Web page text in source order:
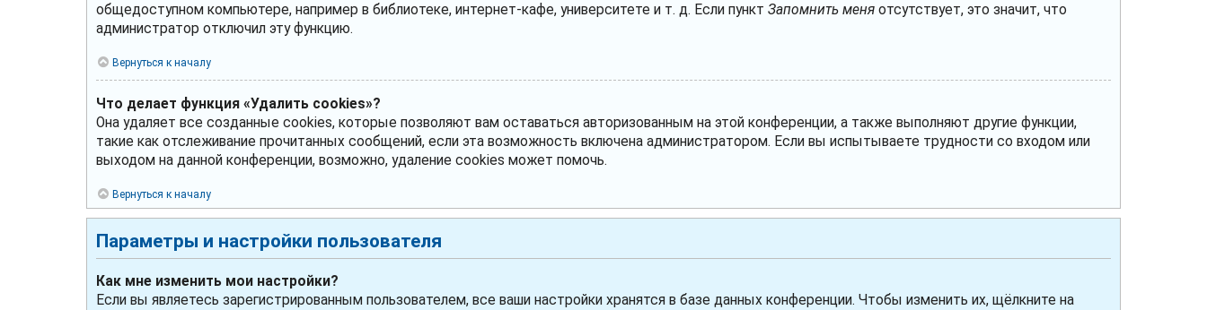
общедоступном компьютере, например в библиотеке, интернет-кафе, университете и т. д. Если пункт Запомнить меня отсутствует, это значит, что
администратор отключил эту функцию.
Вернуться к началу
Что делает функция «Удалить cookies»?
Она удаляет все созданные cookies, которые позволяют вам оставаться авторизованным на этой конференции, а также выполняют другие функции,
такие как отслеживание прочитанных сообщений, если эта возможность включена администратором. Если вы испытываете трудности со входом или
выходом на данной конференции, возможно, удаление cookies может помочь.
Вернуться к началу
Параметры и настройки пользователя
Как мне изменить мои настройки?
Если вы являетесь зарегистрированным пользователем, все ваши настройки хранятся в базе данных конференции. Чтобы изменить их, щёлкните на